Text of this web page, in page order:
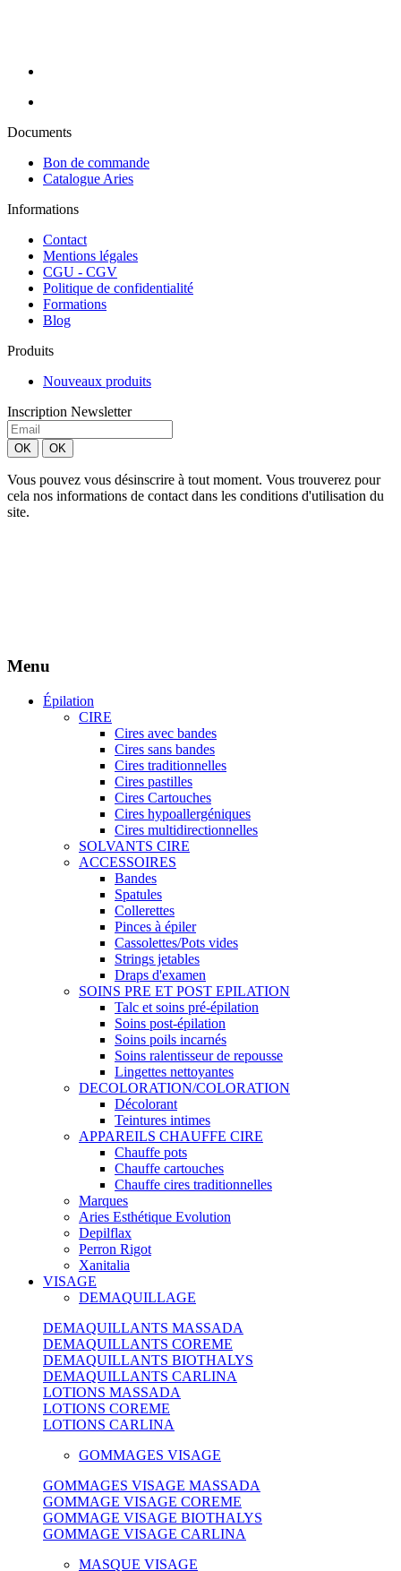
Documents
Bon de commande
Catalogue Aries
Informations
Contact
Mentions légales
CGU - CGV
Politique de confidentialité
Formations
Blog
Produits
Nouveaux produits
Inscription Newsletter
Vous pouvez vous désinscrire à tout moment. Vous trouverez pour
cela nos informations de contact dans les conditions d'utilisation du
site.
Menu
Épilation
CIRE
Cires avec bandes
Cires sans bandes
Cires traditionnelles
Cires pastilles
Cires Cartouches
Cires hypoallergéniques
Cires multidirectionnelles
SOLVANTS CIRE
ACCESSOIRES
Bandes
Spatules
Collerettes
Pinces à épiler
Cassolettes/Pots vides
Strings jetables
Draps d'examen
SOINS PRE ET POST EPILATION
Talc et soins pré-épilation
Soins post-épilation
Soins poils incarnés
Soins ralentisseur de repousse
Lingettes nettoyantes
DECOLORATION/COLORATION
Décolorant
Teintures intimes
APPAREILS CHAUFFE CIRE
Chauffe pots
Chauffe cartouches
Chauffe cires traditionnelles
Marques
Aries Esthétique Evolution
Depilflax
Perron Rigot
Xanitalia
VISAGE
DEMAQUILLAGE
DEMAQUILLANTS MASSADA
DEMAQUILLANTS COREME
DEMAQUILLANTS BIOTHALYS
DEMAQUILLANTS CARLINA
LOTIONS MASSADA
LOTIONS COREME
LOTIONS CARLINA
GOMMAGES VISAGE
GOMMAGES VISAGE MASSADA
GOMMAGE VISAGE COREME
GOMMAGE VISAGE BIOTHALYS
GOMMAGE VISAGE CARLINA
MASQUE VISAGE